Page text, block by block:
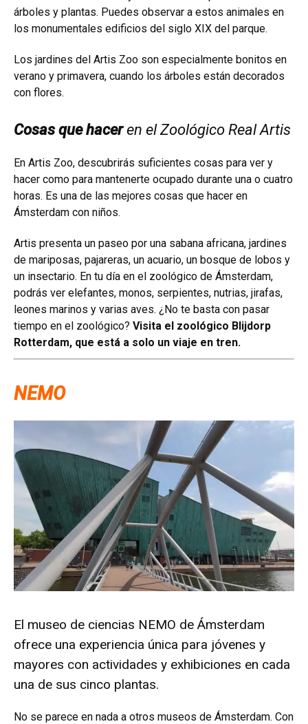
árboles y plantas. Puedes observar a estos animales en
los monumentales edificios del siglo XIX del parque.
Los jardines del Artis Zoo son especialmente bonitos en
verano y primavera, cuando los árboles están decorados
con flores.
Cosas que haceren el Zoológico Real Artis
En Artis Zoo, descubrirás suficientes cosas para ver y
hacer como para mantenerte ocupado durante una o cuatro
horas. Es una de las mejores cosas que hacer en
Ámsterdam con niños.
Artis presenta un paseo por una sabana africana, jardines
de mariposas, pajareras, un acuario, un bosque de lobos y
un insectario. En tu día en el zoológico de Ámsterdam,
podrás ver elefantes, monos, serpientes, nutrias, jirafas,
leones marinos y varias aves. ¿No te basta con pasar
tiempo en el zoológico? Visita el zoológico Blijdorp
Rotterdam, que está a solo un viaje en tren.
NEMO
El museo de ciencias NEMO de Ámsterdam
ofrece una experiencia única para jóvenes y
mayores con actividades y exhibiciones en cada
una de sus cinco plantas.
No se parece en nada a otros museos de Ámsterdam. Con